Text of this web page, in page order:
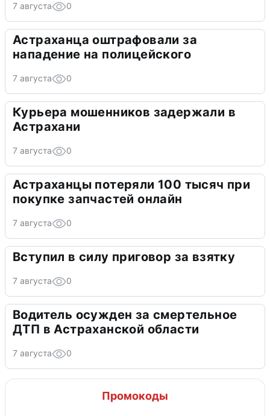
7 августа 0
Астраханца оштрафовали за
нападение на полицейского
7 августа 0
Курьера мошенников задержали в
Астрахани
7 августа 0
Астраханцы потеряли 100 тысяч при
покупке запчастей онлайн
7 августа 0
Вступил в силу приговор за взятку
7 августа 0
Водитель осужден за смертельное
ДТП в Астраханской области
7 августа 0
Промокоды